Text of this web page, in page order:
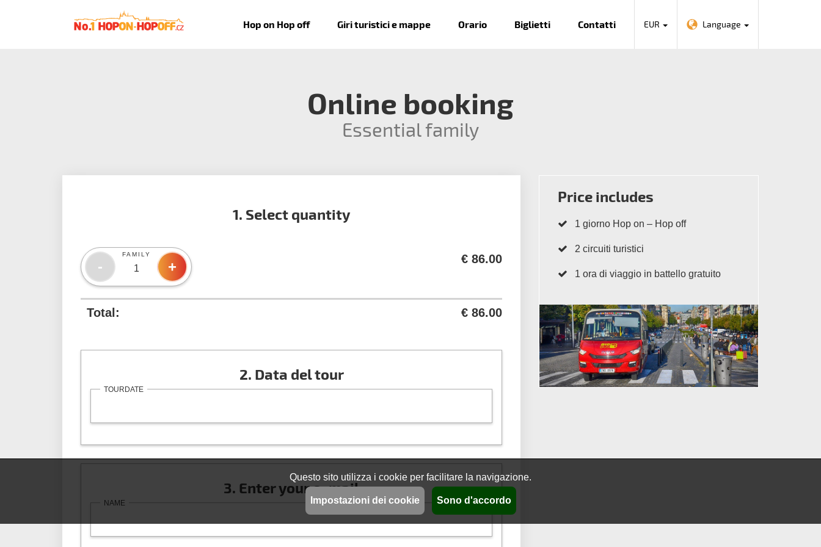
Hop on Hop off Giri turistici e mappe Orario Biglietti Contatti EUR Language
Online booking
Essential family
1. Select quantity
FAMILY
- 1 + € 86.00
Total: € 86.00
2. Data del tour
TOURDATE
3. Enter your e–mail
NAME
Price includes
1 giorno Hop on – Hop off
2 circuiti turistici
1 ora di viaggio in battello gratuito
Questo sito utilizza i cookie per facilitare la navigazione.
Impostazioni dei cookie Sono d'accordo